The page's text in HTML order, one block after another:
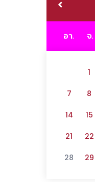
อา. จ.
1
7 8
14 15
21 22
28 29